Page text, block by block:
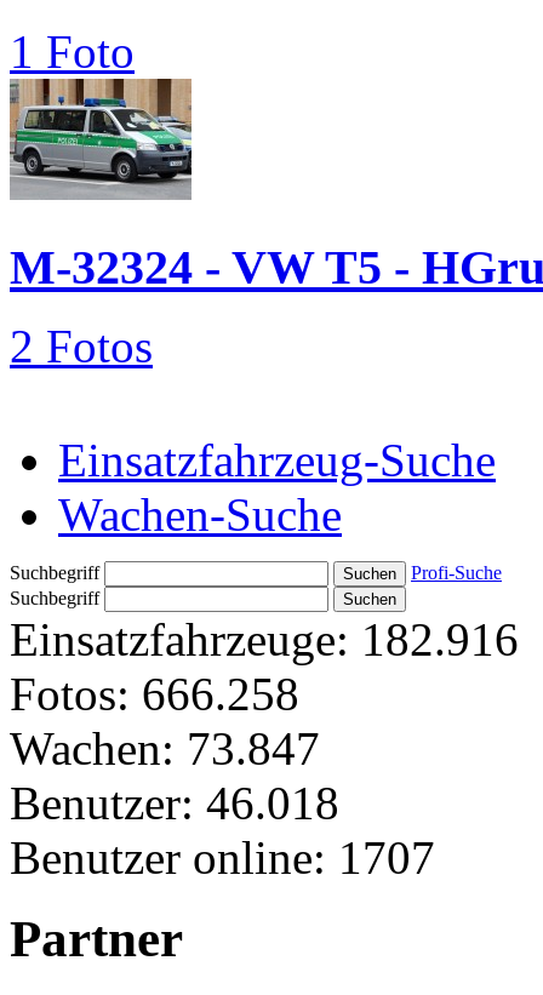
1 Foto
M-32324 - VW T5 -
2 Fotos
Einsatzfahrzeug-Suche
Wachen-Suche
Suchbegriff
Profi-Suche
Suchbegriff
Einsatzfahrzeuge: 182.916
Fotos: 666.258
Wachen: 73.847
Benutzer: 46.018
Benutzer online: 1707
Partner